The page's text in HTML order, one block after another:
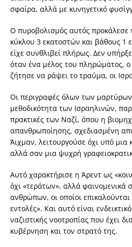
σφαίρα, αλλά με κυνηγετικό
Ο πυροβολισμός αυτός
κύκλου 3 εκατοστών και βάθους 1
είχε συνθλιβεί πλήρως. Δεν
όταν ένα μέλος του πληρώματος, ο
ζήτησε να ράψει το τραύμα, οι
Οι περιγραφές όλων των
μεθοδικότητα των Ισραηλινών,
πρακτικές των Ναζί, όπου η
απανθρωποίησης, σχεδιασμένη
Άιχμαν, λειτουργούσε όχι υπό
αλλά σαν μια ψυχρή
Αυτό χαρακτήρισε η Άρεντ ως
όχι «τεράτων», αλλά φαινομενικά
ανθρώπων, οι οποίοι
εντολές». Και αυτό είναι
ναζιστικής νοοτροπίας που έχει
κυβέρνηση και τον στρατό της.